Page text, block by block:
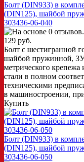
Болт (DIN933) в
(DIN125), шайбой
303436-06-040
129 руб.
Болт с шестигранной
шайбой пружинной,
метрического крепежа
стали в полном
техническими
в машиностроении,
Купить
Болт (DIN933) в
(DIN125), шайбой
303436-06-050